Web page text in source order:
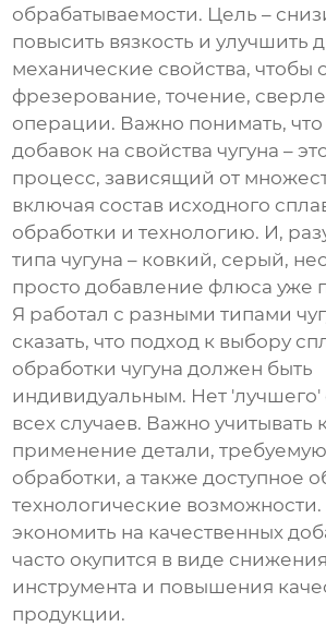
обрабатываемости. Цель –
повысить вязкость и улучшить
механические свойства, чтобы
фрезерование, точение,
операции. Важно понимать,
добавок на свойства чугуна –
процесс, зависящий от
включая состав исходного
обработки и технологию. И,
типа чугуна – ковкий, серый,
просто добавление флюса уже
Я работал с разными типами
сказать, что подход к выбору
обработки чугуна должен быть
индивидуальным. Нет 'лучшего'
всех случаев. Важно учитывать
применение детали, требуемую
обработки, а также доступное
технологические возможности.
экономить на качественных
часто окупится в виде
инструмента и повышения
продукции.